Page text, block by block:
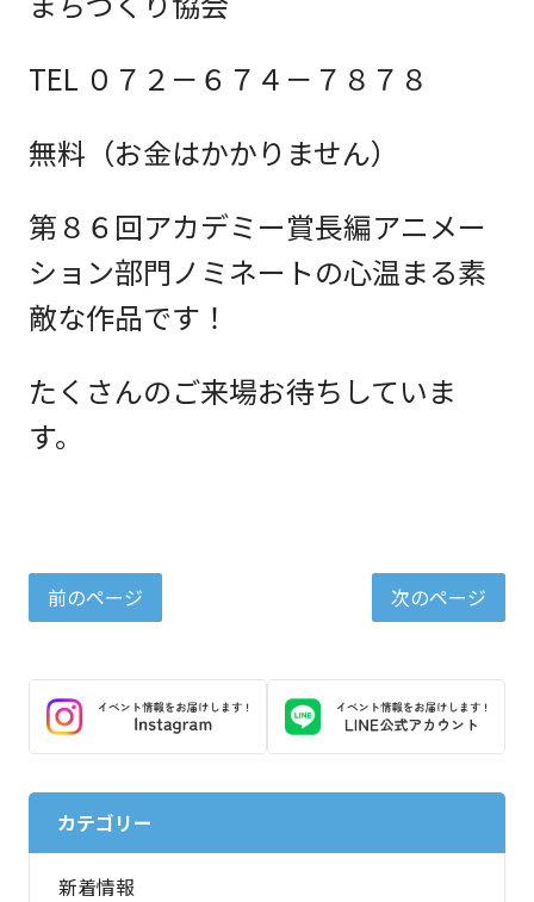
TEL ０７２－６７４－７８７８
無料（お金はかかりません）
第８６回アカデミー賞長編アニメー
ション部門ノミネートの心温まる素
敵な作品です！
たくさんのご来場お待ちしていま
す。
前のページ 次のページ
カテゴリー
新着情報